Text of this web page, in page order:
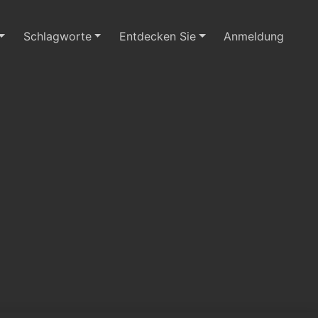
Schlagworte Entdecken Sie Anmeldung